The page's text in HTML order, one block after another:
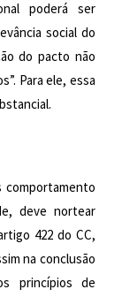
poderá ser
social do
do pacto não
Para ele, essa
deve nortear
422 do CC,
na conclusão
princípios de